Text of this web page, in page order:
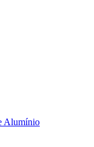
Alumínio